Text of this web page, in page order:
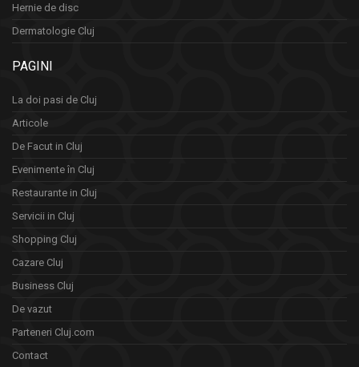
Hernie de disc
Dermatologie Cluj
PAGINI
La doi pasi de Cluj
Articole
De Facut in Cluj
Evenimente în Cluj
Restaurante in Cluj
Servicii in Cluj
Shopping Cluj
Cazare Cluj
Business Cluj
De vazut
Parteneri Cluj.com
Contact